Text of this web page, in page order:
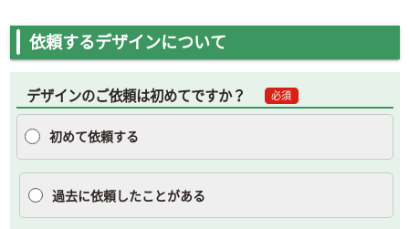
依頼するデザインについて
デザインのご依頼は初めてですか？ 必須
初めて依頼する
過去に依頼したことがある